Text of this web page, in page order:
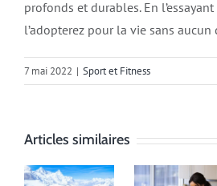
profonds et durables. En
l’adopterez pour la vie sans aucun
7 mai 2022 | Sport et Fitness
Articles similaires